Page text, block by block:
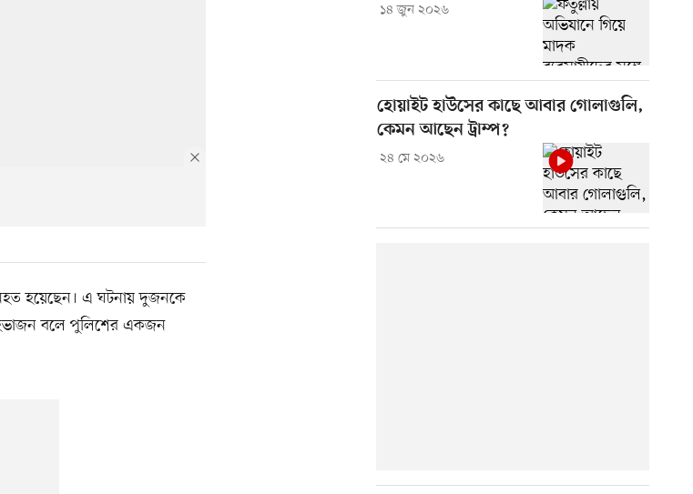
হয়েছেন। এ ঘটনায় দুজনকে
বলে পুলিশের একজন
১৪ জুন ২০২৬
হোয়াইট হাউসের কাছে আবার গোলাগুলি,
কেমন আছেন ট্রাম্প?
২৪ মে ২০২৬